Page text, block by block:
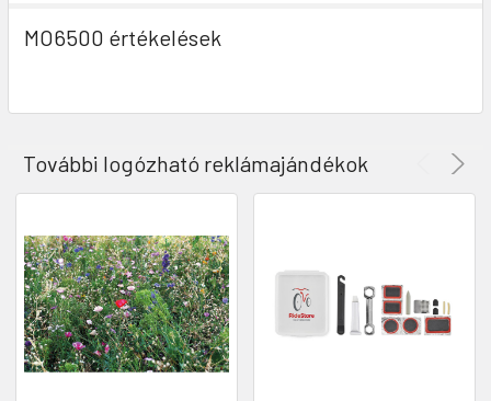
MO6500 értékelések
További logózható reklámajándékok